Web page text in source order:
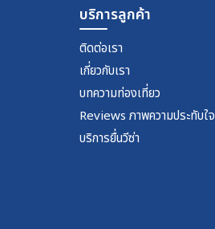
บริการลูกค้า
ติดต่อเรา
เกี่ยวกับเรา
บทความท่องเที่ยว
Reviews ภาพความประทับใจ
บริการยื่นวีซ่า